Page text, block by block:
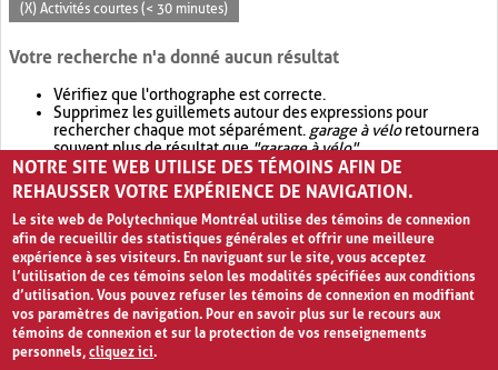
(X) Activités courtes (< 30 minutes)
Votre recherche n'a donné aucun résultat
Vérifiez que l'orthographe est correcte.
Supprimez les guillemets autour des expressions pour
rechercher chaque mot séparément. garage à véloretournera
souvent plus de résultat que"garage à vélo".
Envisagez d'élargir votre recherche avec OR.garage OR vélo
retournera souvent plus de résultat quegarage à vélo
NOTRE SITE WEB UTILISE DES TÉMOINS AFIN DE
REHAUSSER VOTRE EXPÉRIENCE DE NAVIGATION.
Le site web de Polytechnique Montréal utilise des témoins de connexion
afin de recueillir des statistiques générales et offrir une meilleure
expérience à ses visiteurs. En naviguant sur le site, vous acceptez
l’utilisation de ces témoins selon les modalités spécifiées aux conditions
d’utilisation. Vous pouvez refuser les témoins de connexion en modifiant
vos paramètres de navigation. Pour en savoir plus sur le recours aux
témoins de connexion et sur la protection de vos renseignements
personnels,cliquez ici.